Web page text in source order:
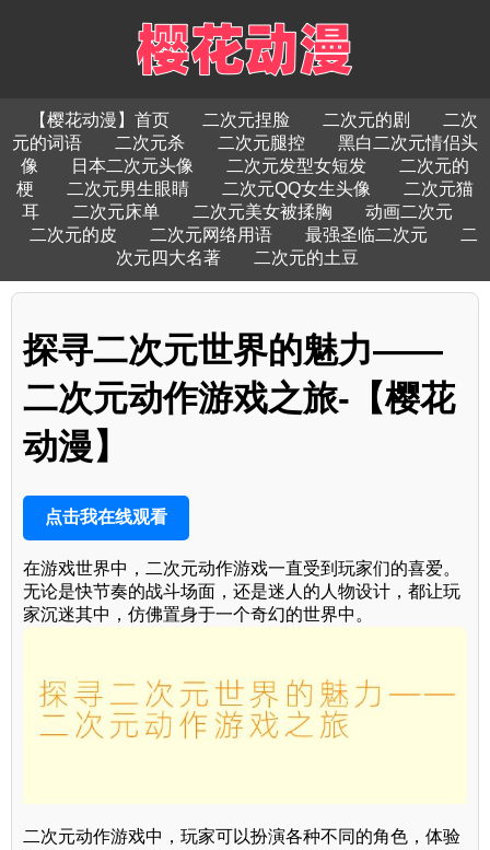
【樱花动漫】首页 二次元捏脸 二次元的剧
二次
元的词语
二次元杀 二次元腿控
黑白二次元情侣头
像
日本二次元头像 二次元发型女短发
二次元的
梗
二次元男生眼睛 二次元QQ女生头像
二次元猫
耳
二次元床单 二次元美女被揉胸
动画二次元
二次元的皮
二次元网络用语 最强圣临二次元
二
次元四大名著
二次元的土豆
探寻二次元世界的魅力——
二次元动作游戏之旅-【樱花
动漫】
点击我在线观看
在游戏世界中，二次元动作游戏一直受到玩家们的喜爱。
无论是快节奏的战斗场面，还是迷人的人物设计，都让玩
家沉迷其中，仿佛置身于一个奇幻的世界中。
二次元动作游戏中，玩家可以扮演各种不同的角色，体验